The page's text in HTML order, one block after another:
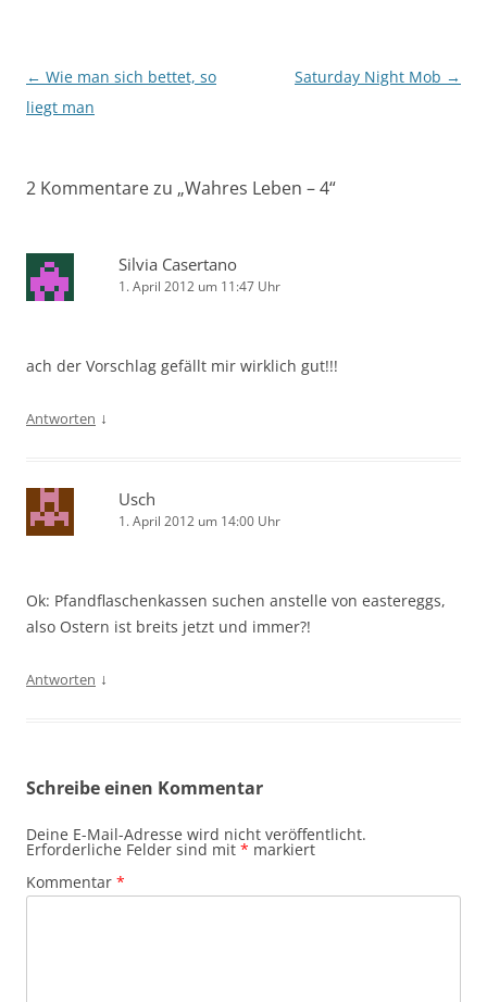
Beitragsnavigation
← Wie man sich bettet, so
liegt man
Saturday Night Mob →
2 Kommentare zu „Wahres Leben – 4“
Silvia Casertano
1. April 2012 um 11:47 Uhr
ach der Vorschlag gefällt mir wirklich gut!!!
Antworten ↓
Usch
1. April 2012 um 14:00 Uhr
Ok: Pfandflaschenkassen suchen anstelle von eastereggs,
also Ostern ist breits jetzt und immer?!
Antworten ↓
Schreibe einen Kommentar
Deine E-Mail-Adresse wird nicht veröffentlicht.
Erforderliche Felder sind mit * markiert
Kommentar *